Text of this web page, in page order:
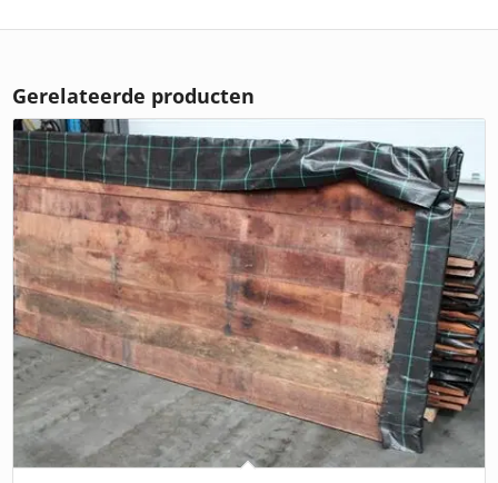
Gerelateerde producten